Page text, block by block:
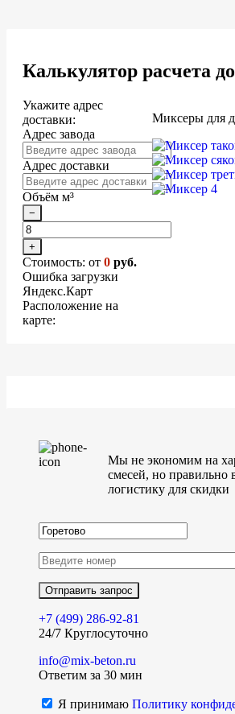
Калькулятор расчета
Укажите адрес
доставки:
Адрес завода
Адрес доставки
Объём м³
−
+
Стоимость: от 0 руб.
Ошибка загрузки
Яндекс.Карт
Расположение на
карте:
Миксеры для
Мы не экономим на
смесей, но правильно
логистику для скидки
+7 (499) 286-92-81
24/7 Круглосуточно
info@mix-beton.ru
Ответим за 30 мин
Я принимаю Политику